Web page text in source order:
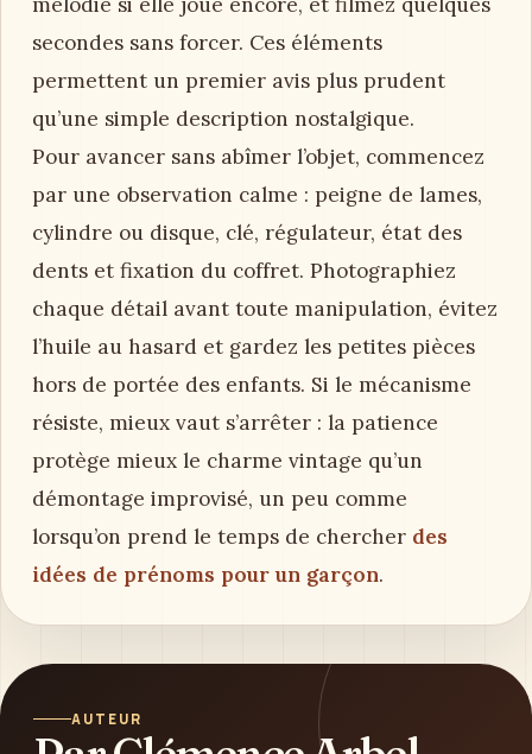
mélodie si elle joue encore, et filmez quelques
secondes sans forcer. Ces éléments
permettent un premier avis plus prudent
qu’une simple description nostalgique.
Pour avancer sans abîmer l’objet, commencez
par une observation calme : peigne de lames,
cylindre ou disque, clé, régulateur, état des
dents et fixation du coffret. Photographiez
chaque détail avant toute manipulation, évitez
l’huile au hasard et gardez les petites pièces
hors de portée des enfants. Si le mécanisme
résiste, mieux vaut s’arrêter : la patience
protège mieux le charme vintage qu’un
démontage improvisé, un peu comme
lorsqu’on prend le temps de chercher des
idées de prénoms pour un garçon.
AUTEUR